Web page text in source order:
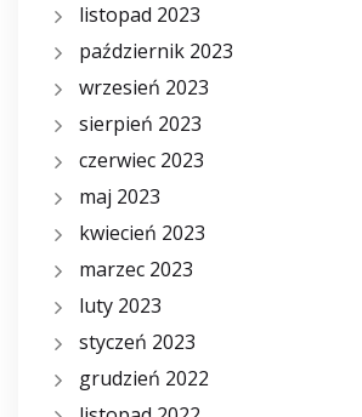
listopad 2023
październik 2023
wrzesień 2023
sierpień 2023
czerwiec 2023
maj 2023
kwiecień 2023
marzec 2023
luty 2023
styczeń 2023
grudzień 2022